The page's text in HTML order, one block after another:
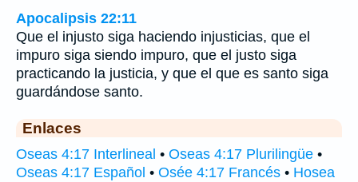
Apocalipsis 22:11
Que el injusto siga haciendo injusticias, que el
impuro siga siendo impuro, que el justo siga
practicando la justicia, y que el que es santo siga
guardándose santo.
Enlaces
Oseas 4:17 Interlineal • Oseas 4:17 Plurilingüe •
Oseas 4:17 Español • Osée 4:17 Francés • Hosea